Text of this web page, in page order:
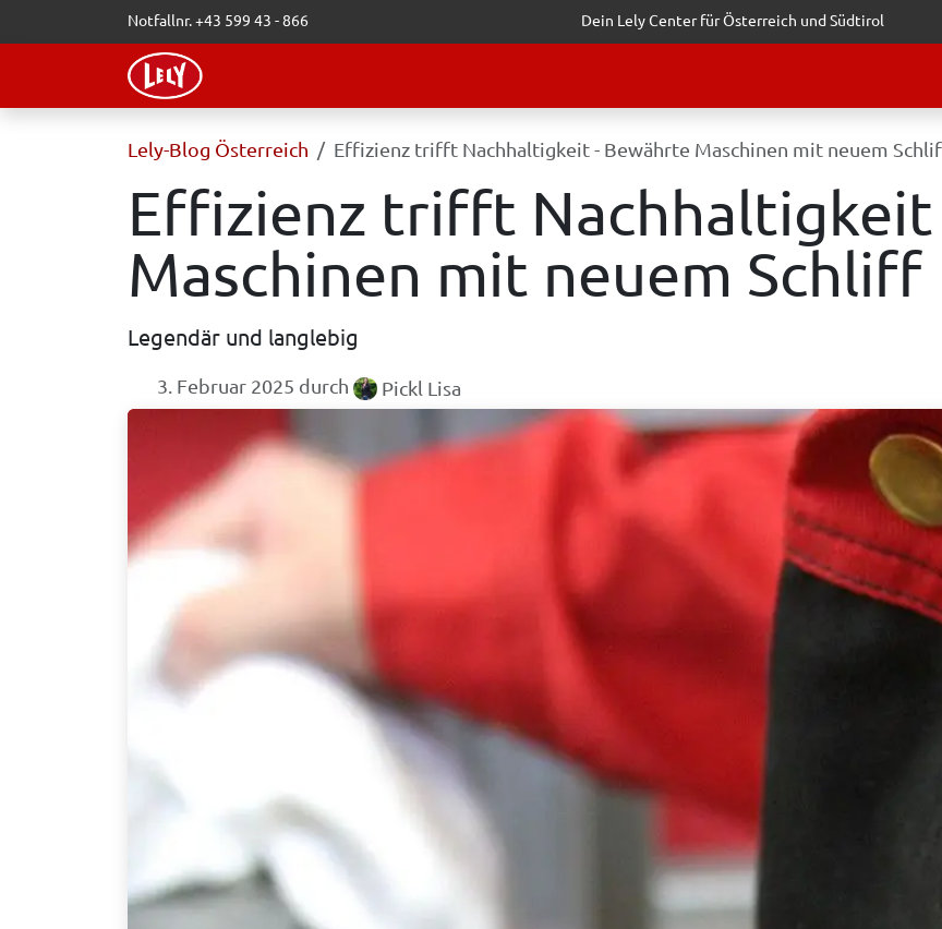
Zum Inhalt springenNotfallnr. +43 599 43 - 866 Dein Lely Center für Österreich und Südtirol
Lely-Blog Österreich Effizienz trifft Nachhaltigkeit - Bewährte Maschinen mit neuem
Effizienz trifft Nachhaltigkeit
Maschinen mit neuem Schliff
Legendär und langlebig
3. Februar 2025 durch Pickl Lisa